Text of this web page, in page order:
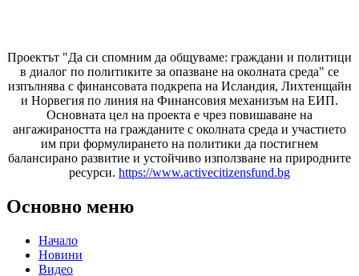
Проектът "Да си спомним да общуваме: граждани и политици
в диалог по политиките за опазване на околната среда" се
изпълнява с финансовата подкрепа на Исландия, Лихтенщайн
и Норвегия по линия на Финансовия механизъм на ЕИП.
Основната цел на проекта е чрез повишаване на
ангажираността на гражданите с околната среда и участието
им при формулирането на политики да постигнем
балансирано развитие и устойчиво използване на природните
ресурси. https://www.activecitizensfund.bg
Основно меню
Начало
Новини
Видео